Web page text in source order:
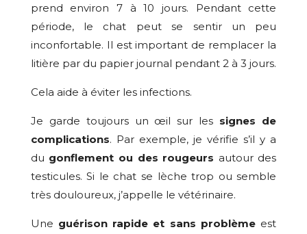
prend environ 7 à 10 jours. Pendant cette
période, le chat peut se sentir un peu
inconfortable. Il est important de remplacer la
litière par du papier journal pendant 2 à 3 jours.
Cela aide à éviter les infections.
Je garde toujours un œil sur les signes de
complications. Par exemple, je vérifie s’il y a
du gonflement ou des rougeurs autour des
testicules. Si le chat se lèche trop ou semble
très douloureux, j’appelle le vétérinaire.
Une guérison rapide et sans problèmeest